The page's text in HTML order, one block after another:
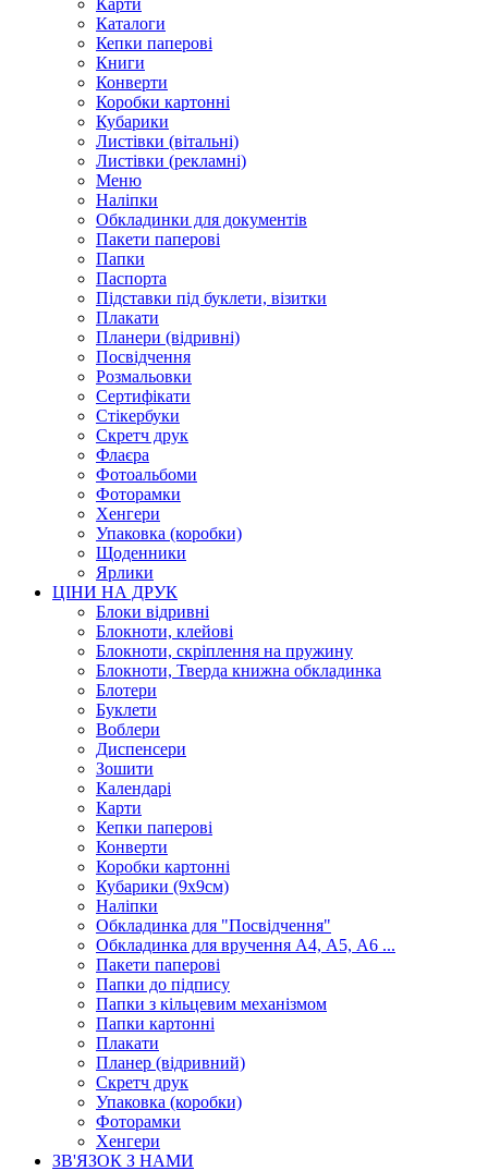
Карти
Каталоги
Кепки паперові
Книги
Конверти
Коробки картонні
Кубарики
Листівки (вітальні)
Листівки (рекламні)
Меню
Наліпки
Обкладинки для документів
Пакети паперові
Папки
Паспорта
Підставки під буклети, візитки
Плакати
Планери (відривні)
Посвідчення
Розмальовки
Сертифікати
Стікербуки
Скретч друк
Флаєра
Фотоальбоми
Фоторамки
Хенгери
Упаковка (коробки)
Щоденники
Ярлики
ЦІНИ НА ДРУК
Блоки відривні
Блокноти, клейові
Блокноти, скріплення на пружину
Блокноти, Тверда книжна обкладинка
Блотери
Буклети
Воблери
Диспенсери
Зошити
Календарі
Карти
Кепки паперові
Конверти
Коробки картонні
Кубарики (9х9см)
Наліпки
Обкладинка для "Посвідчення"
Обкладинка для вручення А4, А5, А6 ...
Пакети паперові
Папки до підпису
Папки з кільцевим механізмом
Папки картонні
Плакати
Планер (відривний)
Скретч друк
Упаковка (коробки)
Фоторамки
Хенгери
ЗВ'ЯЗОК З НАМИ